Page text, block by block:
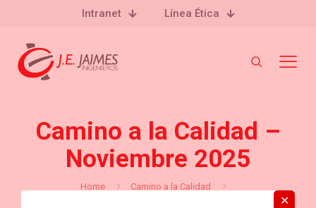
Intranet Línea Ética
Camino a la Calidad –
Noviembre 2025
Home
Camino a la Calidad
✕